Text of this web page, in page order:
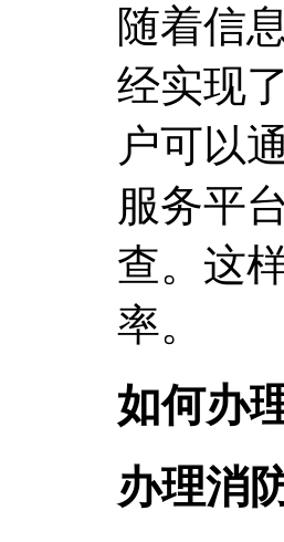
随着信
经实现
户可以
服务平
查。这
率。
如何办
办理消